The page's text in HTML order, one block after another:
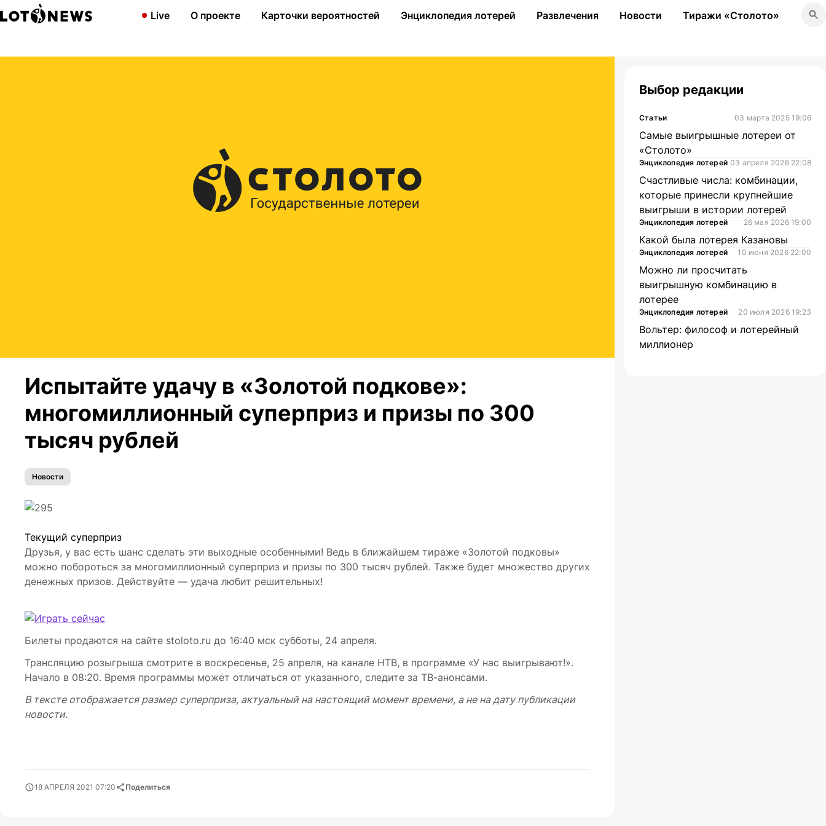
Live О проекте Карточки вероятностей Энциклопедия лотерей Развлечения Новости Тиражи «Столото»
Испытайте удачу в «Золотой подкове»:
многомиллионный суперприз и призы по 300
тысяч рублей
Новости
Текущий суперприз
Друзья, у вас есть шанс сделать эти выходные особенными! Ведь в ближайшем тираже «Золотой подковы»
можно побороться за многомиллионный суперприз и призы по 300 тысяч рублей. Также будет множество других
денежных призов. Действуйте — удача любит решительных!
Билеты продаются на сайте stoloto.ru до 16:40 мск субботы, 24 апреля.
Трансляцию розыгрыша смотрите в воскресенье, 25 апреля, на канале НТВ, в программе «У нас выигрывают!».
Начало в 08:20. Время программы может отличаться от указанного, следите за ТВ-анонсами.
В тексте отображается размер суперприза, актуальный на настоящий момент времени, а не на дату публикации
новости.
18 АПРЕЛЯ 2021 07:20 Поделиться
Выбор редакции
Статьи 03 марта 2025 19:06
Самые выигрышные лотереи от
«Столото»
Энциклопедия лотерей 03 апреля 2026 22:08
Счастливые числа: комбинации,
которые принесли крупнейшие
выигрыши в истории лотерей
Энциклопедия лотерей 26 мая 2026 19:00
Какой была лотерея Казановы
Энциклопедия лотерей 10 июня 2026 22:00
Можно ли просчитать
выигрышную комбинацию в
лотерее
Энциклопедия лотерей 20 июля 2026 19:23
Вольтер: философ и лотерейный
миллионер